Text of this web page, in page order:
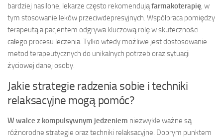
bardziej nasilone, lekarze często rekomendująfarmakoterapię , w
tym stosowanie leków przeciwdepresyjnych. Współpraca pomiędzy
terapeutą a pacjentem odgrywa kluczową rolę w skuteczności
całego procesu leczenia. Tylko wtedy możliwe jest dostosowanie
metod terapeutycznych do unikalnych potrzeb oraz sytuacji
życiowej danej osoby.
Jakie strategie radzenia sobie i techniki
relaksacyjne mogą pomóc?
W walce z kompulsywnym jedzeniem niezwykle ważne są
różnorodne strategie oraz techniki relaksacyjne. Dobrym punktem